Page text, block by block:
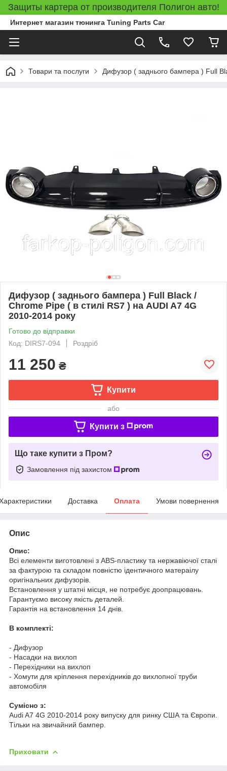
Защиты картера от производителя Полигон авто!
Интернет магазин тюнинга Tuning Parts Car
Товари та послуги Дифузор ( заднього бампера ) Full
Дифузор ( заднього бампера ) Full Black /
Chrome Pipe ( в стилі RS7 ) на AUDI A7 4G
2010-2014 року
Готово до відправки
Код: DIRS7-094
Роздріб
11 250 ₴
Купити
або
Купити з
Що таке купити з Пром?
Замовлення під захистом
Доставка Оплата Умови повернення
Опис
Опис:
Всі елементи виготовлені з ABS-пластику та нержавіючої сталі
за фактурою та складом повністю ідентичного матераілу
оригінальних дифузорів.
Встановлення у штатні місця, не потребує доопрацювань.
Гарантуємо високу якість деталей.
Гарантія на встановлення 14 днів.
В комплекті:
- Дифузор
- Насадки на вихлоп
- Перехідники на вихлоп
- Хомути для кріплення перехідників до вихлопної труби
автомобіля
Cумісно з:
Audi A7 4G 2010-2014 року випуску для ринку США та Європи.
Тільки на звичайний бампер.
Приховати